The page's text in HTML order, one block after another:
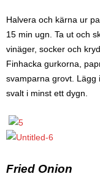
Halvera och kärna ur
15 min ugn. Ta ut och
vinäger, socker och
Finhacka gurkorna,
svamparna grovt. Lägg
svalt i minst ett dygn.
Fried Onion